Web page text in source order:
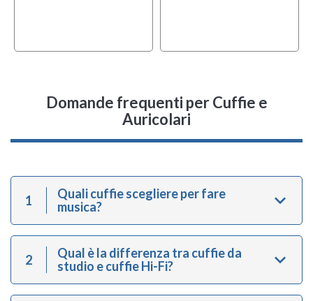
Domande frequenti per Cuffie e
Auricolari
1
Quali cuffie scegliere per fare
musica?
2
Qual è la differenza tra cuffie da
studio e cuffie Hi-Fi?